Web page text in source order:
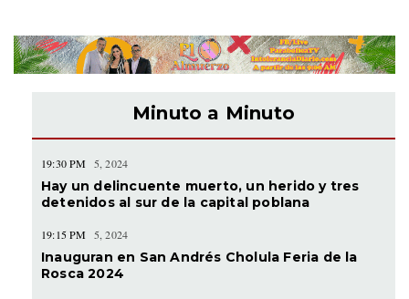
Minuto a Minuto
19:30 PM 5, 2024
Hay un delincuente muerto, un herido y tres
detenidos al sur de la capital poblana
19:15 PM 5, 2024
Inauguran en San Andrés Cholula Feria de la
Rosca 2024